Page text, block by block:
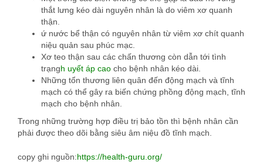
thắt lưng kéo dài nguyên nhân là do viêm xơ quanh
thận.
ứ nước bể thận có nguyên nhân từ viêm xơ chít quanh
niệu quản sau phúc mạc.
Xơ teo thận sau các chấn thương còn dẫn tới tình
trạngh uyết áp cao cho bệnh nhân kéo dài.
Những tổn thương liên quân đến động mạch và tĩnh
mạch có thể gây ra biến chứng phồng động mạch, tĩnh
mạch cho bệnh nhân.
Trong những trường hợp điều trị bảo tồn thì bệnh nhân cần
phải được theo dõi bằng siêu âm niệu đồ tĩnh mạch.
copy ghi nguồn:https://health-guru.org/